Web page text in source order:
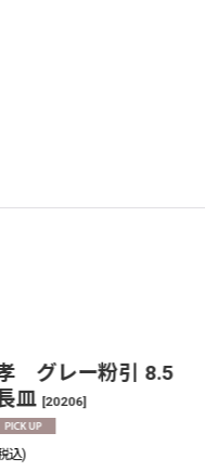
グレー粉引 8.5
皿 [20206]
込)